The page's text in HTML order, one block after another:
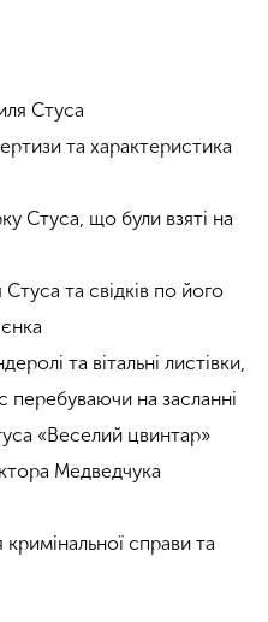
Стуса
та характеристика
Стуса, що були взяті на
та свідків по його
та вітальні листівки,
перебуваючи на засланні
«Веселий цвинтар»
Медведчука
справи та